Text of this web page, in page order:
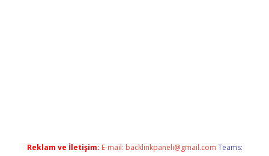
Reklam ve İletişim: E-mail: backlinkpaneli@gmail.com Teams: